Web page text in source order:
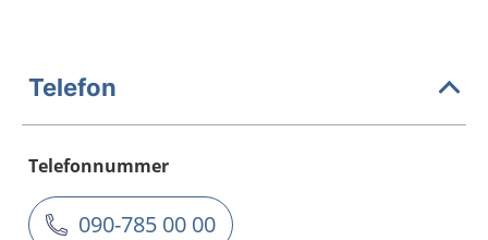
Telefon
Telefonnummer
090-785 00 00